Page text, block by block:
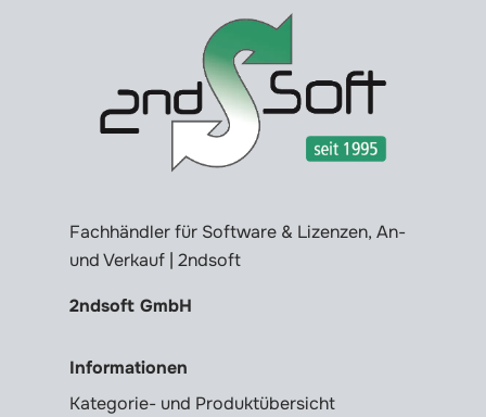
Fachhändler für Software & Lizenzen, An-
und Verkauf | 2ndsoft
2ndsoft GmbH
Informationen
Kategorie- und Produktübersicht